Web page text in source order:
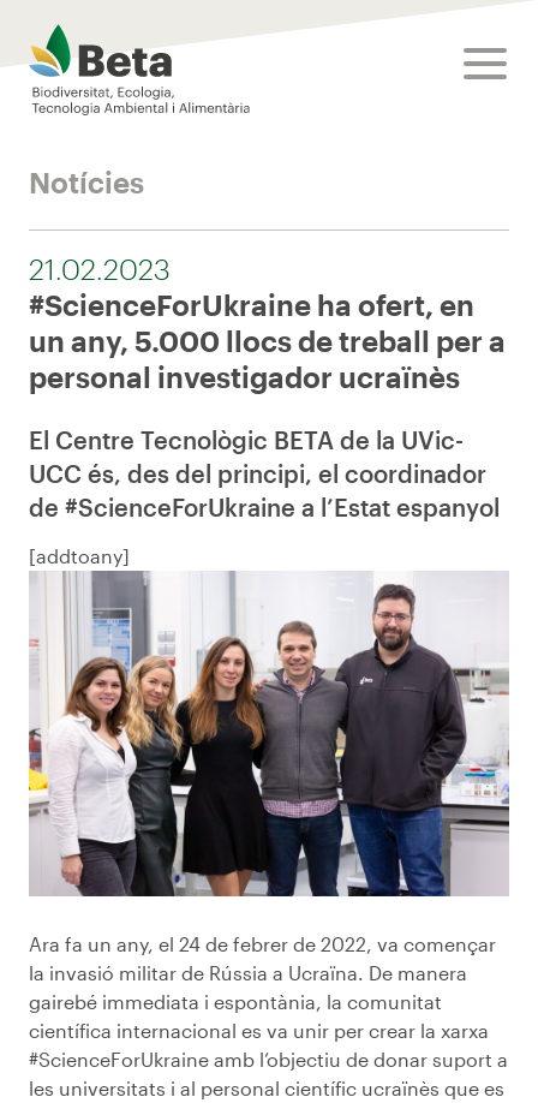
Beta Tech Center
Notícies
21.02.2023
#ScienceForUkraine ha ofert, en
un any, 5.000 llocs de treball per a
personal investigador ucraïnès
El Centre Tecnològic BETA de la UVic-
UCC és, des del principi, el coordinador
de #ScienceForUkraine a l’Estat espanyol
[addtoany]
Ara fa un any, el 24 de febrer de 2022, va començar
la invasió militar de Rússia a Ucraïna. De manera
gairebé immediata i espontània, la comunitat
científica internacional es va unir per crear la xarxa
#ScienceForUkraine amb l’objectiu de donar suport a
les universitats i al personal científic ucraïnès que es